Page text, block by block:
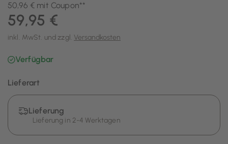
50,96 € mit Coupon**
59,95 €
inkl. MwSt. und zzgl. Versandkosten
Verfügbar
Lieferart
Lieferung
Lieferung in 2-4 Werktagen